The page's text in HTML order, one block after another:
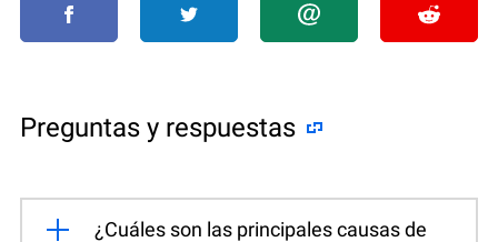
Preguntas y respuestas
¿Cuáles son las principales causas de